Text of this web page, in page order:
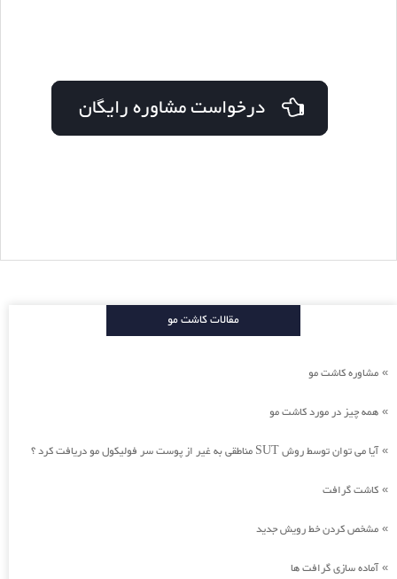
مقالات کاشت مو
» مشاوره کاشت مو
» همه چیز در مورد کاشت مو
»آیا می توان توسط روش SUT مناطقی به غیر از پوست سر فولیکول مو دریافت کرد ؟
» کاشت گرافت
» مشخص کردن خط رویش جدید
»آماده سازی گرافت ها